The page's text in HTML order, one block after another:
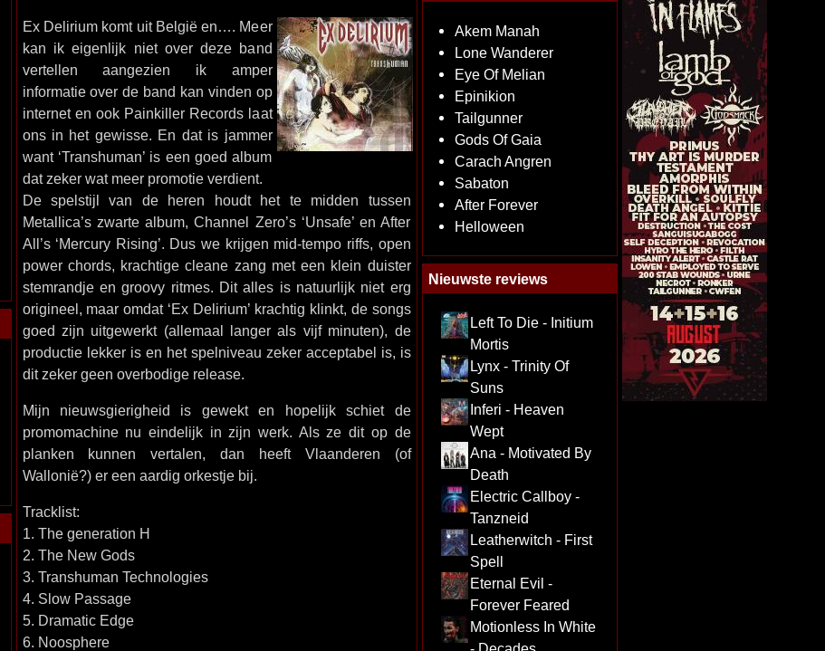
Ex Delirium komt uit België en…. Meer
kan ik eigenlijk niet over deze band
vertellen aangezien ik amper
informatie over de band kan vinden op
internet en ook Painkiller Records laat
ons in het gewisse. En dat is jammer
want ‘Transhuman’ is een goed album
dat zeker wat meer promotie verdient.
De spelstijl van de heren houdt het te midden tussen
Metallica’s zwarte album, Channel Zero’s ‘Unsafe’ en After
All’s ‘Mercury Rising’. Dus we krijgen mid-tempo riffs, open
power chords, krachtige cleane zang met een klein duister
stemrandje en groovy ritmes. Dit alles is natuurlijk niet erg
origineel, maar omdat ‘Ex Delirium’ krachtig klinkt, de songs
goed zijn uitgewerkt (allemaal langer als vijf minuten), de
productie lekker is en het spelniveau zeker acceptabel is, is
dit zeker geen overbodige release.
Mijn nieuwsgierigheid is gewekt en hopelijk schiet de
promomachine nu eindelijk in zijn werk. Als ze dit op de
planken kunnen vertalen, dan heeft Vlaanderen (of
Wallonië?) er een aardig orkestje bij.
Tracklist:
1. The generation H
2. The New Gods
3. Transhuman Technologies
4. Slow Passage
5. Dramatic Edge
6. Noosphere
Akem Manah
Lone Wanderer
Eye Of Melian
Epinikion
Tailgunner
Gods Of Gaia
Carach Angren
Sabaton
After Forever
Helloween
Nieuwste reviews
Left To Die - Initium
Mortis
Lynx - Trinity Of
Suns
Inferi - Heaven
Wept
Ana - Motivated By
Death
Electric Callboy -
Tanzneid
Leatherwitch - First
Spell
Eternal Evil -
Forever Feared
Motionless In White